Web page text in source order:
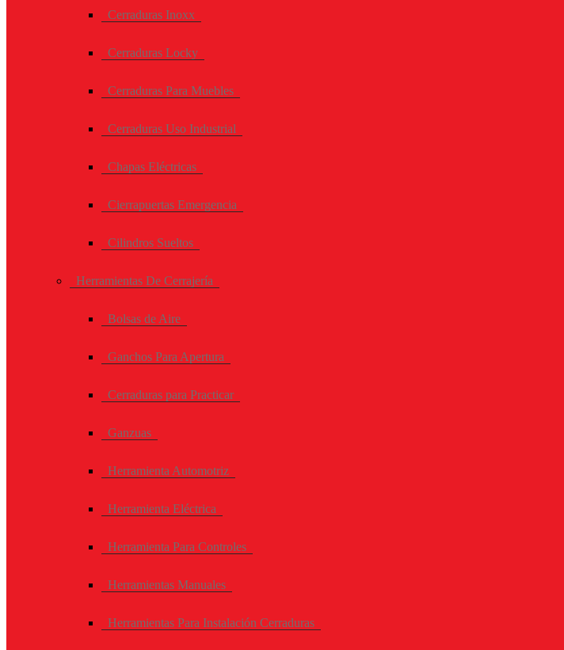
Cerraduras Inoxx
Cerraduras Locky
Cerraduras Para Muebles
Cerraduras Uso Industrial
Chapas Eléctricas
Cierrapuertas Emergencia
Cilindros Sueltos
Herramientas De Cerrajería
Bolsas de Aire
Ganchos Para Apertura
Cerraduras para Practicar
Ganzuas
Herramienta Automotriz
Herramienta Eléctrica
Herramienta Para Controles
Herramientas Manuales
Herramientas Para Instalación Cerraduras